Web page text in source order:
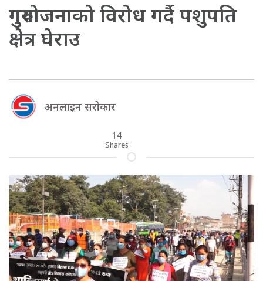
गुरुयोजनाको विरोध गर्दै पशुपति
क्षेत्र घेराउ
अनलाइन सराेकार
14
Shares